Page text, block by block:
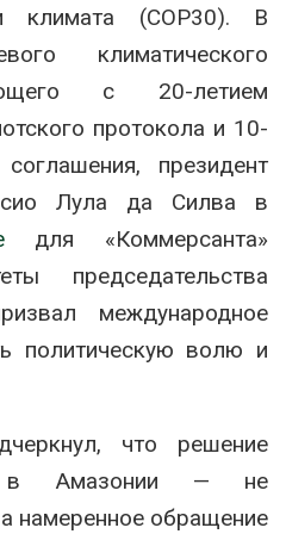
климата (COP30). В
климатического
с 20-летием
протокола и 10-
президент
Лула да Силва в
для «Коммерсанта»
председательства
международное
политическую волю и
что решение
в Амазонии — не
намеренное обращение